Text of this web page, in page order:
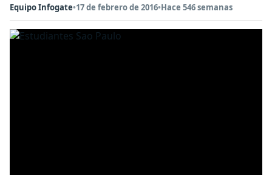
Equipo Infogate•17 de febrero de 2016•Hace 546 semanas